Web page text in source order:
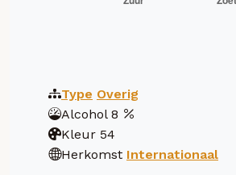
Type Overig
Alcohol 8
Kleur 54
Herkomst Internationaal